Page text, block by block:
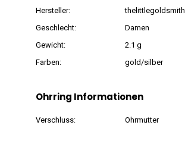
Hersteller:
thelittlegoldsmith
Geschlecht:
Damen
Gewicht:
2.1 g
Farben:
gold/silber
Ohrring Informationen
Verschluss: Ohrmutter